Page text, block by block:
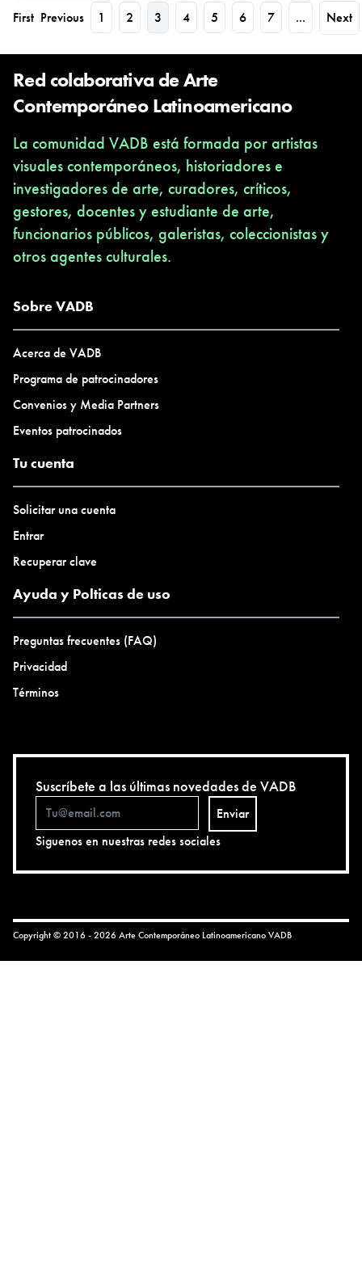
First Previous 1 2 3 4 5 6 7 ... Next
Red colaborativa de Arte
Contemporáneo Latinoamericano
La comunidad VADB está formada por artistas
visuales contemporáneos, historiadores e
investigadores de arte, curadores, críticos,
gestores, docentes y estudiante de arte,
funcionarios públicos, galeristas, coleccionistas y
otros agentes culturales.
Sobre VADB
Acerca de VADB
Programa de patrocinadores
Convenios y Media Partners
Eventos patrocinados
Tu cuenta
Solicitar una cuenta
Entrar
Recuperar clave
Ayuda y Polticas de uso
Preguntas frecuentes (FAQ)
Privacidad
Términos
Suscríbete a las últimas novedades de VADB
Enviar
Siguenos en nuestras redes sociales
Copyright © 2016 - 2026 Arte Contemporáneo LatinoamericanoVADB